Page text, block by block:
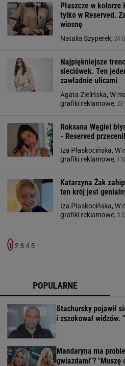
Płaszcze w
tylko w Reserved.
wiosnę
Natalia Szyperek, 24
Najpiękniejsze
sieciówek. Ten
zawładnie ulicami
Agata Zielińska, W
grafiki reklamowe, 22
Roksana Węgiel
- Reserved
Iza Płaskocińska, W
grafiki reklamowe, 7
Katarzyna Żak
ten krój jest
Iza Płaskocińska, W
grafiki reklamowe, 3
1 2 3 4 5
POPULARNE
Stachursky pojawił
i zszokował widzów.
Mandaryna ma
gwiazdami"? "Muszę